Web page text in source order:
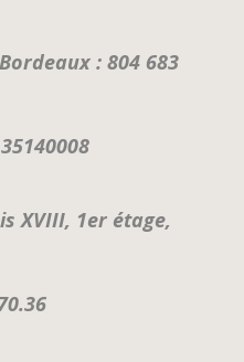
: 804 683
XVIII, 1er étage,